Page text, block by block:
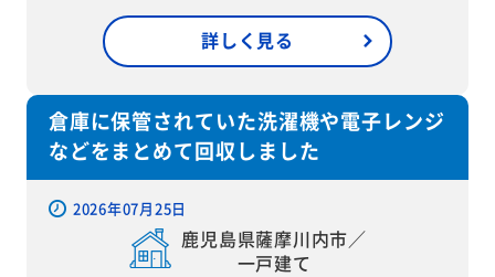
詳しく見る
倉庫に保管されていた洗濯機や電子レンジ
などをまとめて回収しました
2026年07月25日
鹿児島県薩摩川内市／
一戸建て